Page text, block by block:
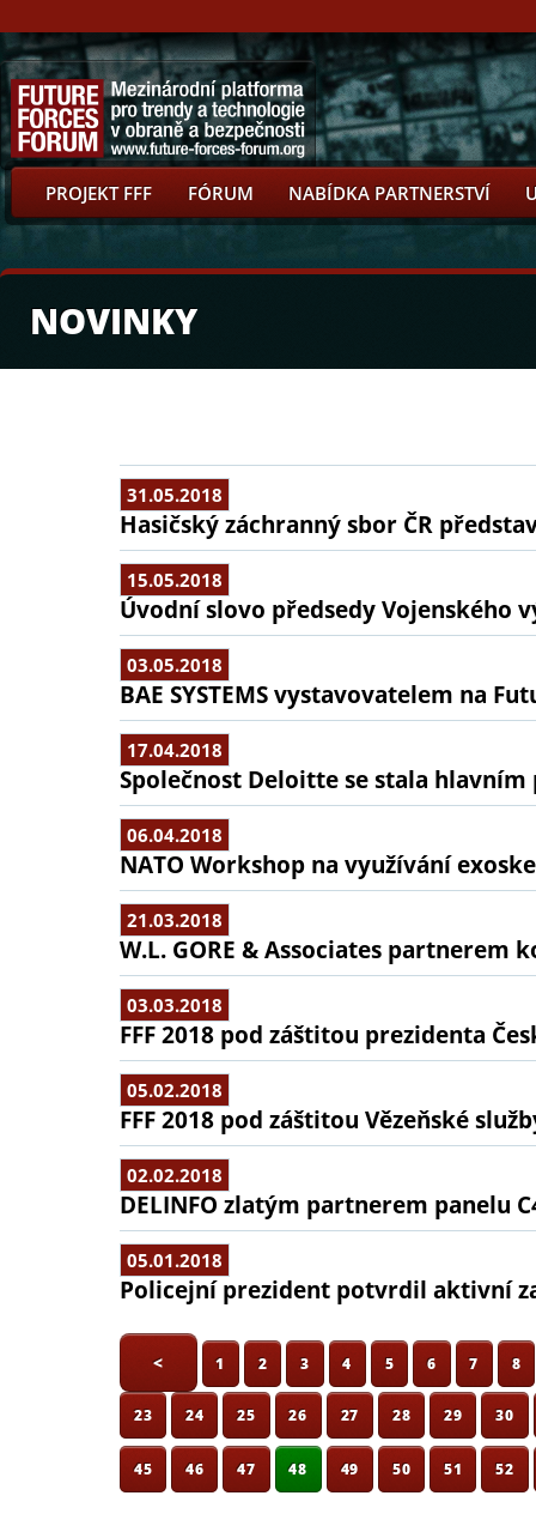
PROJEKT FFF FÓRUM NABÍDKA PARTNERSTVÍ
NOVINKY
31.05.2018
Hasičský záchranný sbor ČR
15.05.2018
Úvodní slovo předsedy Vojenského
03.05.2018
BAE SYSTEMS vystavovatelem na
17.04.2018
Společnost Deloitte se stala
06.04.2018
NATO Workshop na využívání
21.03.2018
W.L. GORE & Associates partnerem
03.03.2018
FFF 2018 pod záštitou prezidenta
05.02.2018
FFF 2018 pod záštitou Vězeňské
02.02.2018
DELINFO zlatým partnerem panelu
05.01.2018
Policejní prezident potvrdil aktivní
< 1 2 3 4 5 6 7 8
23 24 25 26 27 28 29 30
45 46 47 48 49 50 51 52